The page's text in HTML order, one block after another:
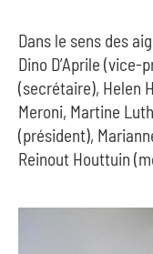
Dans le sens des
Dino D’Aprile
(secrétaire), Helen
Meroni, Martine
(président),
Reinout Houttuin